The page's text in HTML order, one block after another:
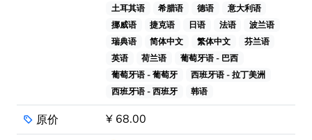
土耳其语
希腊语 德语
意大利语
挪威语
捷克语 日语 法语
波兰语
瑞典语
简体中文 繁体中文
芬兰语
英语
荷兰语
葡萄牙语 - 巴西
葡萄牙语 - 葡萄牙
西班牙语 - 拉丁美洲
西班牙语 - 西班牙
韩语
原价
¥ 68.00